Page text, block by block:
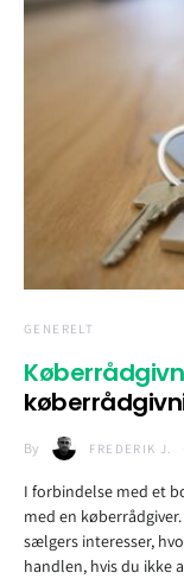
GENERELT
By FREDERIK J.
I forbindelse med et
med en
sælgers interesser,
handlen, hvis du ikke